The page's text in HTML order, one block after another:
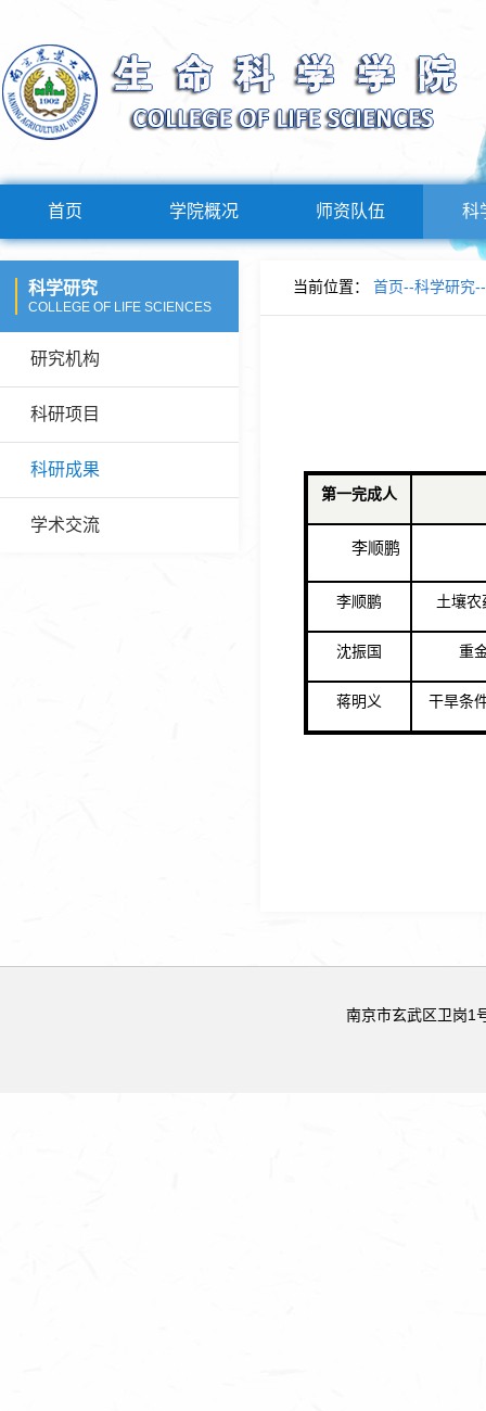
首页 学院概况 师资队伍 科
科学研究
COLLEGE OF LIFE SCIENCES
研究机构
科研项目
科研成果
学术交流
当前位置： 首页--科学研究--
第一完成人
李顺鹏
李顺鹏 土壤
沈振国 重
蒋明义 干旱条
南京市玄武区卫岗1